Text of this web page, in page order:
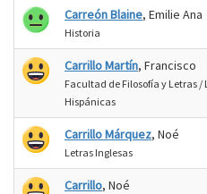
Carreón Blaine, Emilie Ana
Historia
Carrillo Martín, Francisco
Facultad de Filosofía y Letras /
Hispánicas
Carrillo Márquez, Noé
Letras Inglesas
Carrillo, Noé